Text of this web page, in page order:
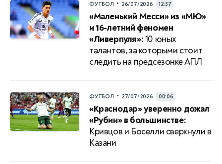
ФУТБОЛ • 26/07/2026 12:37
«Маленький Месси» из «МЮ»
и 16-летний феномен
«Ливерпуля»:10 юных
талантов, за которыми стоит
следить на предсезонке АПЛ
ФУТБОЛ • 27/07/2026 00:06
«Краснодар» уверенно дожал
«Рубин» в большинстве:
Кривцов и Боселли сверкнули в
Казани